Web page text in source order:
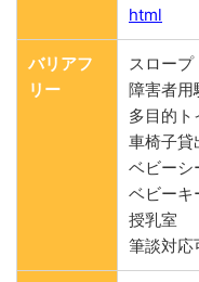
html
バリアフ
リー
スロープ
障害者用
多目的ト
車椅子貸
ベビーシ
ベビーキ
授乳室
筆談対応